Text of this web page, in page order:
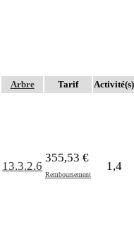
Arbre Tarif Activité(s)
13.3.2.6
355,53 €
Remboursement
1,4